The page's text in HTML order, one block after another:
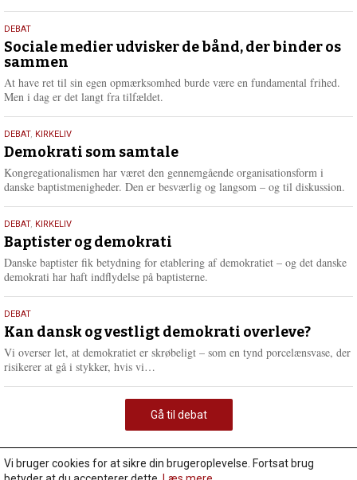
18.
maj
2026
DEBAT
Sociale medier udvisker de bånd, der binder os
sammen
At have ret til sin egen opmærksomhed burde være en fundamental frihed.
Men i dag er det langt fra tilfældet.
18.
maj
2026
DEBAT, KIRKELIV
Demokrati som samtale
Kongregationalismen har været den gennemgående organisationsform i
danske baptistmenigheder. Den er besværlig og langsom – og til diskussion.
18.
maj
2026
DEBAT, KIRKELIV
Baptister og demokrati
Danske baptister fik betydning for etablering af demokratiet – og det danske
demokrati har haft indflydelse på baptisterne.
18.
maj
2026
DEBAT
Kan dansk og vestligt demokrati overleve?
Vi overser let, at demokratiet er skrøbeligt – som en tynd porcelænsvase, der
risikerer at gå i stykker, hvis vi…
m
e
e
Gå til debat
Vi bruger cookies for at sikre din brugeroplevelse. Fortsat brug